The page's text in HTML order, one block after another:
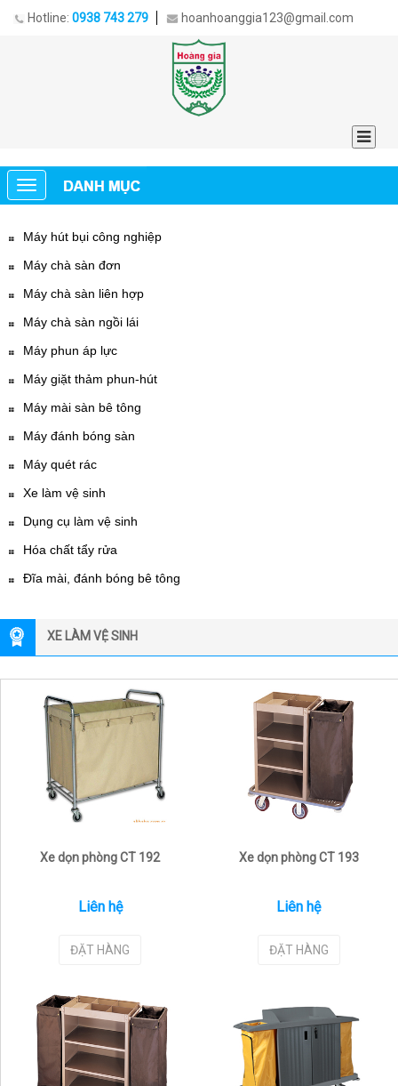
Hotline: 0938 743 279 hoanhoanggia123@gmail.com
Máy hút bụi công nghiệp
Máy chà sàn đơn
Máy chà sàn liên hợp
Máy chà sàn ngồi lái
Máy phun áp lực
Máy giặt thảm phun-hút
Máy mài sàn bê tông
Máy đánh bóng sàn
Máy quét rác
Xe làm vệ sinh
Dụng cụ làm vệ sinh
Hóa chất tẩy rửa
Đĩa mài, đánh bóng bê tông
XE LÀM VỆ SINH
Xe dọn phòng CT 192
Liên hệ
ĐẶT HÀNG
Xe dọn phòng CT 193
Liên hệ
ĐẶT HÀNG